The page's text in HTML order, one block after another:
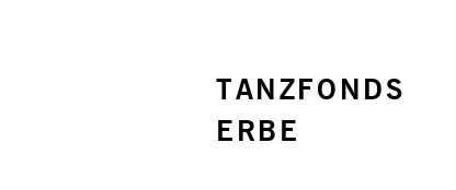
TANZFONDS
ERBE